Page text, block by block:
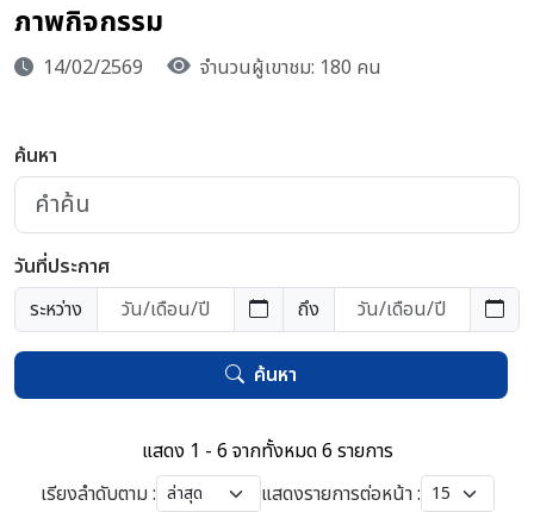
ภาพกิจกรรม
14/02/2569 จำนวนผู้เขาชม: 180 คน
ค้นหา
วันที่ประกาศ
ระหว่าง
ถึง
ค้นหา
แสดง 1 - 6 จากทั้งหมด 6 รายการ
เรียงลำดับตาม :
แสดงรายการต่อหน้า :